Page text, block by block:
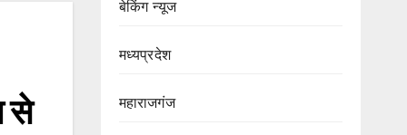
से
बेकिंग न्यूज
मध्यप्रदेश
महाराजगंज